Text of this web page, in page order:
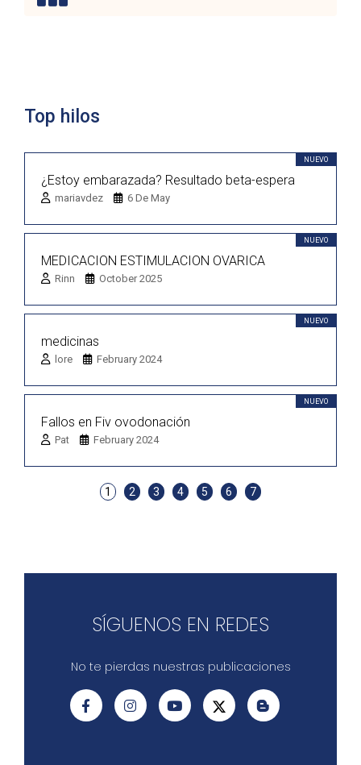
Top hilos
NUEVO
¿Estoy embarazada? Resultado beta-espera
mariavdez 6 De May
NUEVO
MEDICACION ESTIMULACION OVARICA
Rinn October 2025
NUEVO
medicinas
lore February 2024
NUEVO
Fallos en Fiv ovodonación
Pat February 2024
1 2 3 4 5 6 7
SÍGUENOS EN REDES
No te pierdas nuestras publicaciones